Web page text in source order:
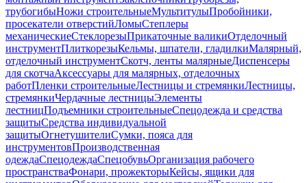
трубогибыНожи строительныеМультитулыПробойники,
просекатели отверстийЛомыСтеплеры
механическиеСтеклорезыПрикаточные валикиОтделочный
инструментПлиткорезыКельмы, шпатели, гладилкиМалярный,
отделочный инструментСкотч, ленты малярныеДиспенсеры
для скотчаАксессуары для малярных, отделочных
работПленки строительныеЛестницы и стремянкиЛестницы,
стремянкиЧердачные лестницыЭлементы
лестницПодъемники строительныеСпецодежда и средства
защитыСредства индивидуальной
защитыОгнетушителиСумки, пояса для
инструментовПроизводственная
одеждаСпецодеждаСпецобувьОрганизация рабочего
пространстваФонари, прожекторыКейсы, ящики для